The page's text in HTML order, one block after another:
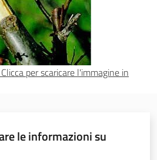
Clicca per scaricare l'immagine in
le informazioni su